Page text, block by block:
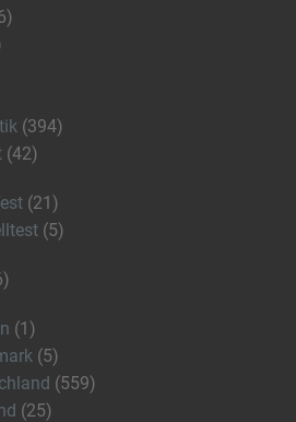
(394)
(42)
(21)
(5)
(1)
(5)
(559)
(25)